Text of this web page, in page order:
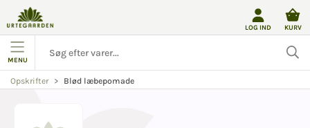
LOG IND KURV
MENU
Opskrifter Blød læbepomade